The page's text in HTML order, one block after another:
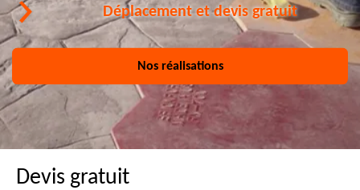
Déplacement et devis gratuit
Nos réalisations
Devis gratuit